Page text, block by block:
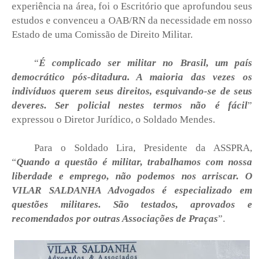
experiência na área, foi o Escritório que aprofundou seus
estudos e convenceu a OAB/RN da necessidade em nosso
Estado de uma Comissão de Direito Militar.
“É complicado ser militar no Brasil, um país
democrático pós-ditadura. A maioria das vezes os
indivíduos querem seus direitos, esquivando-se de seus
deveres. Ser policial nestes termos não é fácil”
expressou o Diretor Jurídico, o Soldado Mendes.
Para o Soldado Lira, Presidente da ASSPRA,
“Quando a questão é militar, trabalhamos com nossa
liberdade e emprego, não podemos nos arriscar. O
VILAR SALDANHA Advogados é especializado em
questões militares. São testados, aprovados e
recomendados por outras Associações de Praças”.